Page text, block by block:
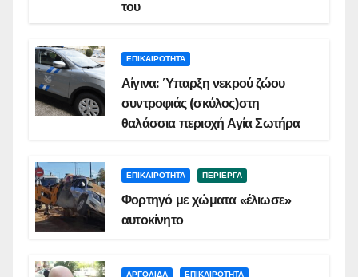
του
ΕΠΙΚΑΙΡΟΤΗΤΑ
Αίγινα: Ύπαρξη νεκρού ζώου
συντροφιάς (σκύλος)στη
θαλάσσια περιοχή Αγία Σωτήρα
ΕΠΙΚΑΙΡΟΤΗΤΑ ΠΕΡΙΕΡΓΑ
Φορτηγό με χώματα «έλιωσε»
αυτοκίνητο
ΑΡΓΟΛΙΔΑ ΕΠΙΚΑΙΡΟΤΗΤΑ